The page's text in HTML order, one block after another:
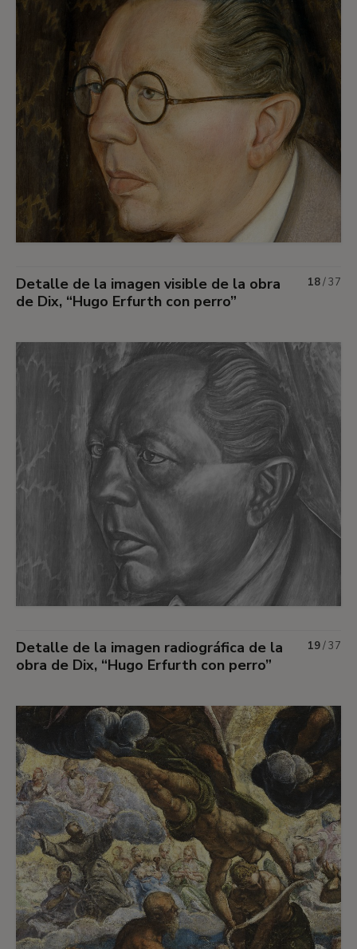
Detalle de la imagen visible de la obra
de Dix, “Hugo Erfurth con perro”
18/37
Detalle de la imagen radiográfica de la
obra de Dix, “Hugo Erfurth con perro”
19/37